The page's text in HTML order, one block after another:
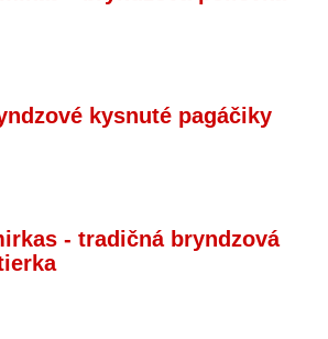
kysnuté pagáčiky
- tradičná bryndzová